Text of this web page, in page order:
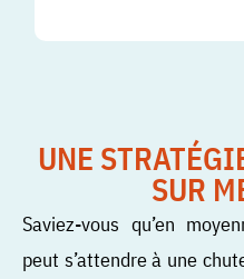
UNE
SUR
Saviez-vous qu’en
peut s’attendre à une